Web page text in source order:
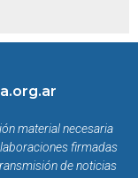
material necesaria
firmadas
de noticias